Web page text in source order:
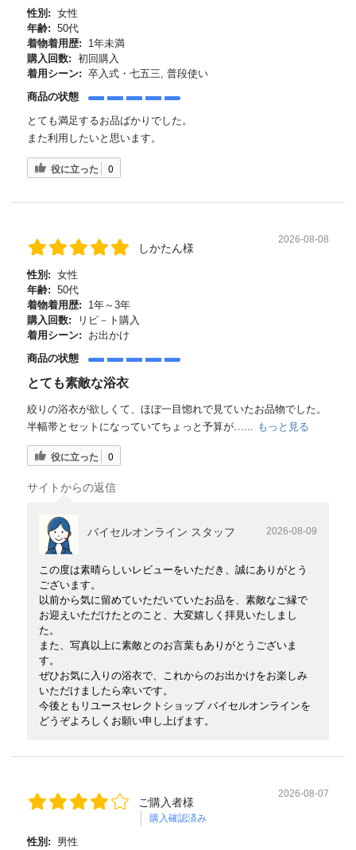
性別: 女性
年齢: 50代
着物着用歴:
1年未満
購入回数: 初回購入
着用シーン: 卒入式・七五三, 普段使い
商品の状態
とても満足するお品ばかりでした。
また利用したいと思います。
役に立った 0
しかたん様
2026-08-08
性別: 女性
年齢: 50代
着物着用歴:
1年～3年
購入回数:
リピ－ト購入
着用シーン:
お出かけ
商品の状態
とても素敵な浴衣
絞りの浴衣が欲しくて、ほぼ一目惚れで見ていたお品物でした。
半幅帯とセットになっていてちょっと予算が…...
もっと見る
役に立った 0
サイトからの返信
バイセルオンライン スタッフ 2026-08-09
この度は素晴らしいレビューをいただき、誠にありがとう
ございます。
以前から気に留めていただいていたお品を、素敵なご縁で
お迎えいただけたとのこと、大変嬉しく拝見いたしまし
た。
また、写真以上に素敵とのお言葉もありがとうございま
す。
ぜひお気に入りの浴衣で、これからのお出かけをお楽しみ
いただけましたら幸いです。
今後ともリユースセレクトショップ バイセルオンラインを
どうぞよろしくお願い申し上げます。
ご購入者様
購入確認済み
2026-08-07
性別:
男性